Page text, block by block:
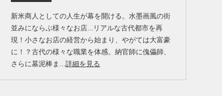
新米商人としての人生が幕を開ける。水墨画風の街
並みにならぶ様々なお店...リアルな古代都市を再
現！小さなお店の経営から始まり、やがては大富豪
に！？古代の様々な職業を体感。納官師に傀儡師、
さらに墓泥棒ま...詳細を見る